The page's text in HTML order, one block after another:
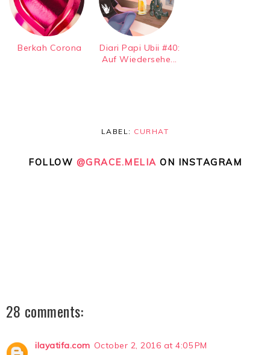
Berkah Corona
Diari Papi Ubii #40:
Auf Wiedersehe...
LABEL: CURHAT
FOLLOW @GRACE.MELIA ON INSTAGRAM
28 comments:
ilayatifa.com October 2, 2016 at 4:05 PM